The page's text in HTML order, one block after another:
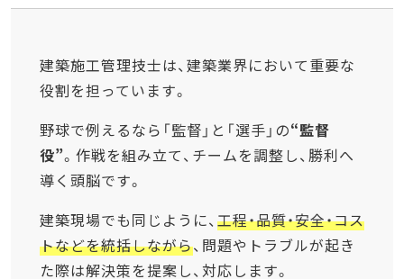
建築施工管理技士は、建築業界において重要な
役割を担っています。
野球で例えるなら「監督」と「選手」の“監督
役”。作戦を組み立て、チームを調整し、勝利へ
導く頭脳です。
建築現場でも同じように、工程・品質・安全・コス
トなどを統括しながら、問題やトラブルが起き
た際は解決策を提案し、対応します。